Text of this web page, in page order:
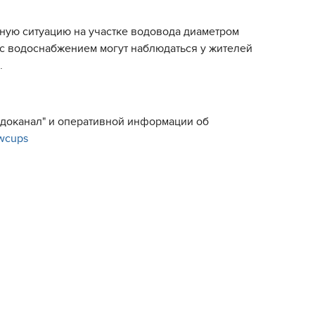
ситуацию на участке водовода диаметром
могут наблюдаться у жителей
и оперативной информации об